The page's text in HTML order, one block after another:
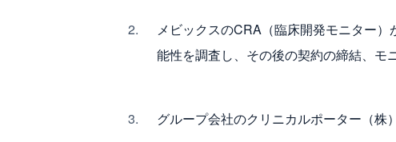
メビックスのCRA（臨床開発モニター
能性を調査し、その後の契約の締結、モ
グループ会社のクリニカルポーター（